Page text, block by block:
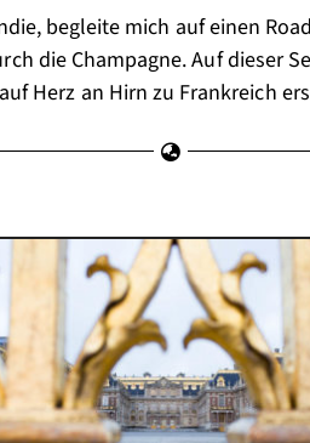
begleite mich auf einen
die Champagne.Auf dieser
Herz an Hirn zu Frankreich